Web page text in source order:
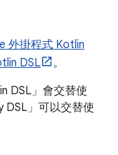
外掛程式 Kotlin
DSL
。
DSL」會交替使
DSL」可以交替使